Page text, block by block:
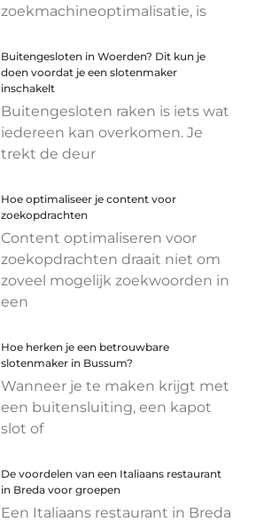
zoekmachineoptimalisatie, is
Buitengesloten in Woerden? Dit kun je
doen voordat je een slotenmaker
inschakelt
Buitengesloten raken is iets wat
iedereen kan overkomen. Je
trekt de deur
Hoe optimaliseer je content voor
zoekopdrachten
Content optimaliseren voor
zoekopdrachten draait niet om
zoveel mogelijk zoekwoorden in
een
Hoe herken je een betrouwbare
slotenmaker in Bussum?
Wanneer je te maken krijgt met
een buitensluiting, een kapot
slot of
De voordelen van een Italiaans restaurant
in Breda voor groepen
Een Italiaans restaurant in Breda